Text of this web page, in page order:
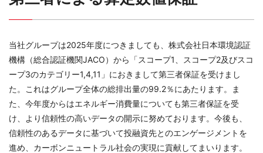
当社グループは2025年度につきましても、株式会社日本環境認証
機構（総合認証機関JACO）から「スコープ1、スコープ2及びスコ
ープ3のカテゴリー1,4,11」におきまして第三者保証を受けまし
た。これはグループ全体の総排出量の99.2％にあたります。ま
た、今年度からはエネルギー消費量についても第三者保証を受
け、より信頼性の高いデータの開示に努めております。今後も、
信頼性のあるデータに基づいて投融資先とのエンゲージメントを
進め、カーボンニュートラル社会の実現に貢献してまいります。